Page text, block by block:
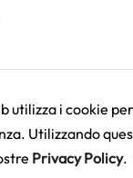
utilizza i cookie
Utilizzando
Privacy Policy.
Tutti i diritti sono